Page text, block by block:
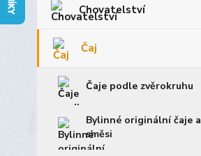
Chovatelství
Čaj
Čaje podle zvěrokruhu
Bylinné originální čaje a
směsi